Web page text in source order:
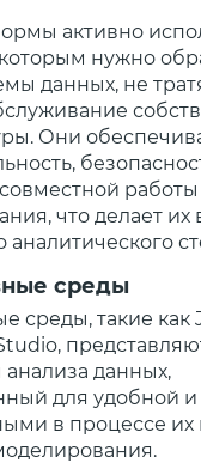
активно
нужно
данных, не
Они
работы
что делает их
среды
среды, такие как
данных,
для удобной
в процессе их